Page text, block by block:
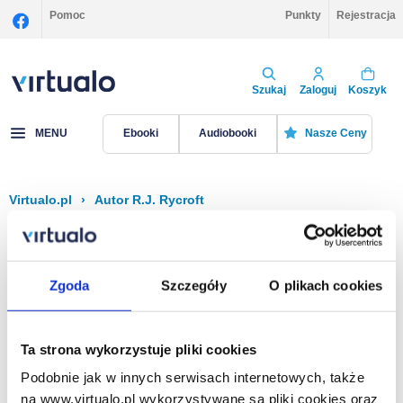
Zgoda Szczegóły O plikach cookies
Ta strona wykorzystuje pliki cookies
Podobnie jak w innych serwisach internetowych, także
na www.virtualo.pl wykorzystywane są pliki cookies oraz
Pomoc Punkty Rejestracja
Szukaj Zaloguj Koszyk
MENU Ebooki Audiobooki Nasze Ceny
Virtualo.pl › Autor R.J. Rycroft
Filtruj Sortuj
Na stronie